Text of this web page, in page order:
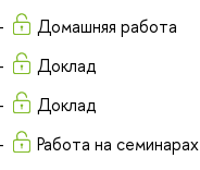
Домашняя работа
Доклад
Доклад
Работа на семинарах